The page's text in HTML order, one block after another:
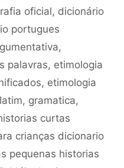
oficial, dicionário
portugues
,
palavras, etimologia
, etimologia
, gramatica,
curtas
crianças dicionario
pequenas historias